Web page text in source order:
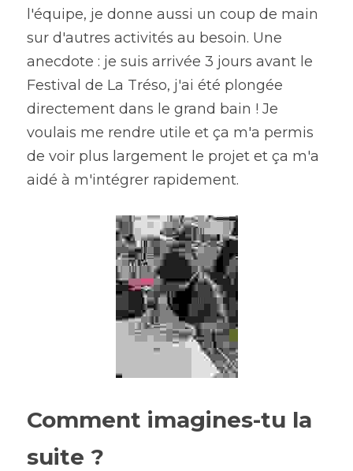
l'équipe, je donne aussi un coup de main
sur d'autres activités au besoin. Une
anecdote : je suis arrivée 3 jours avant le
Festival de La Tréso, j'ai été plongée
directement dans le grand bain ! Je
voulais me rendre utile et ça m'a permis
de voir plus largement le projet et ça m'a
aidé à m'intégrer rapidement.
Comment imagines-tu la
suite ?